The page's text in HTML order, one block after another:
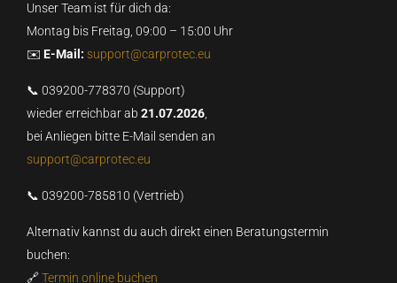
Unser Team ist für dich da:
Montag bis Freitag, 09:00 – 15:00 Uhr
✉️ E-Mail: support@carprotec.eu
📞 039200-778370 (Support)
wieder erreichbar ab 21.07.2026,
bei Anliegen bitte E-Mail senden an
support@carprotec.eu
📞 039200-785810 (Vertrieb)
Alternativ kannst du auch direkt einen Beratungstermin
buchen:
🔗Termin online buchen